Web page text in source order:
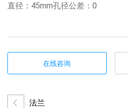
直径：45mm孔径公差：0
在线咨询
法兰